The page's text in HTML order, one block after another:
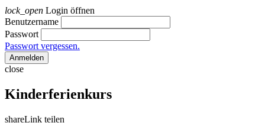
lock_open Login öffnen
Benutzername
Passwort
Passwort vergessen.
Anmelden
close
Kinderferienkurs
shareLink teilen